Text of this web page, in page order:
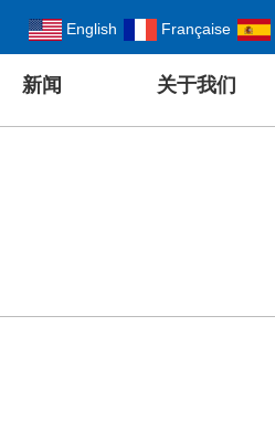
English Française
新闻 关于我们